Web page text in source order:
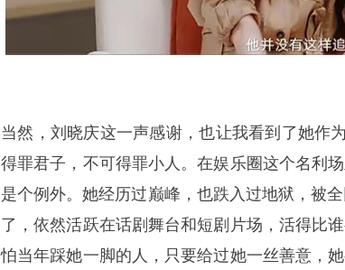
当然，刘晓庆这一声感谢，也让我看到了她作
得罪君子，不可得罪小人。在娱乐圈这个名利
是个例外。她经历过巅峰，也跌入过地狱，被
了，依然活跃在话剧舞台和短剧片场，活得比
怕当年踩她一脚的人，只要给过她一丝善意，